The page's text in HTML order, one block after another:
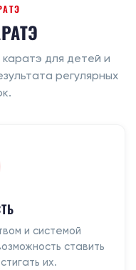
для детей и
регулярных
и системой
ставить
их.